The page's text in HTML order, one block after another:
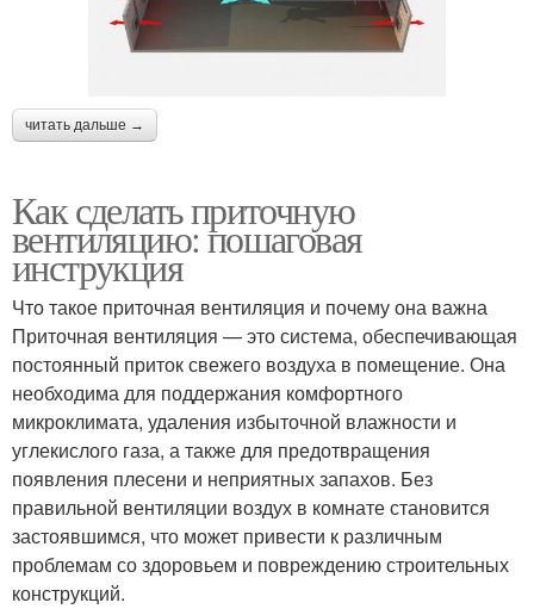
читать дальше →
Как сделать приточную
вентиляцию: пошаговая
инструкция
Что такое приточная вентиляция и почему она важна
Приточная вентиляция — это система, обеспечивающая
постоянный приток свежего воздуха в помещение. Она
необходима для поддержания комфортного
микроклимата, удаления избыточной влажности и
углекислого газа, а также для предотвращения
появления плесени и неприятных запахов. Без
правильной вентиляции воздух в комнате становится
застоявшимся, что может привести к различным
проблемам со здоровьем и повреждению строительных
конструкций.